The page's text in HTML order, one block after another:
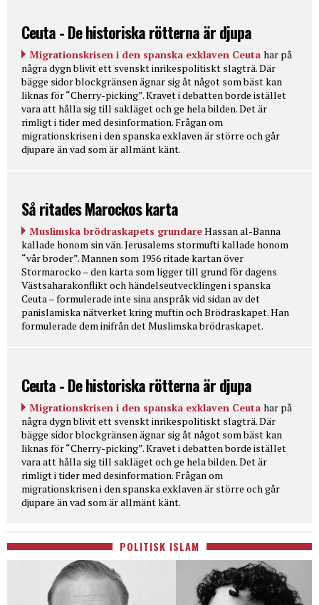
Ceuta - De historiska rötterna är djupa
Migrationskrisen i den spanska exklaven Ceuta har på
några dygn blivit ett svenskt inrikespolitiskt slagträ. Där
bägge sidor blockgränsen ägnar sig åt något som bäst kan
liknas för “Cherry-picking”. Kravet i debatten borde istället
vara att hålla sig till sakläget och ge hela bilden. Det är
rimligt i tider med desinformation. Frågan om
migrationskrisen i den spanska exklaven är större och går
djupare än vad som är allmänt känt.
Så ritades Marockos karta
Muslimska brödraskapets grundareHassan al-Banna
kallade honom sin vän. Jerusalems stormufti kallade honom
“vår broder”. Mannen som 1956 ritade kartan över
Stormarocko – den karta som ligger till grund för dagens
Västsaharakonflikt och händelseutvecklingen i spanska
Ceuta – formulerade inte sina anspråk vid sidan av det
panislamiska nätverket kring muftin och Brödraskapet. Han
formulerade dem inifrån det Muslimska brödraskapet.
Ceuta - De historiska rötterna är djupa
Migrationskrisen i den spanska exklaven Ceuta har på
några dygn blivit ett svenskt inrikespolitiskt slagträ. Där
bägge sidor blockgränsen ägnar sig åt något som bäst kan
liknas för “Cherry-picking”. Kravet i debatten borde istället
vara att hålla sig till sakläget och ge hela bilden. Det är
rimligt i tider med desinformation. Frågan om
migrationskrisen i den spanska exklaven är större och går
djupare än vad som är allmänt känt.
POLITISK ISLAM